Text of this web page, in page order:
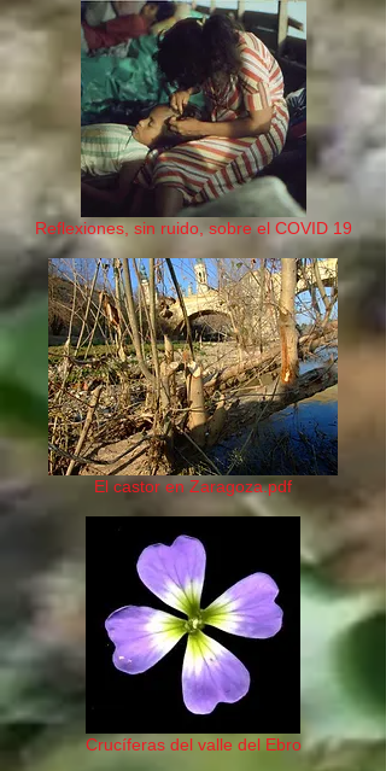
Reflexiones, sin ruido, sobre el COVID 19
El castor en Zaragoza.pdf
Crucíferas del valle del Ebro